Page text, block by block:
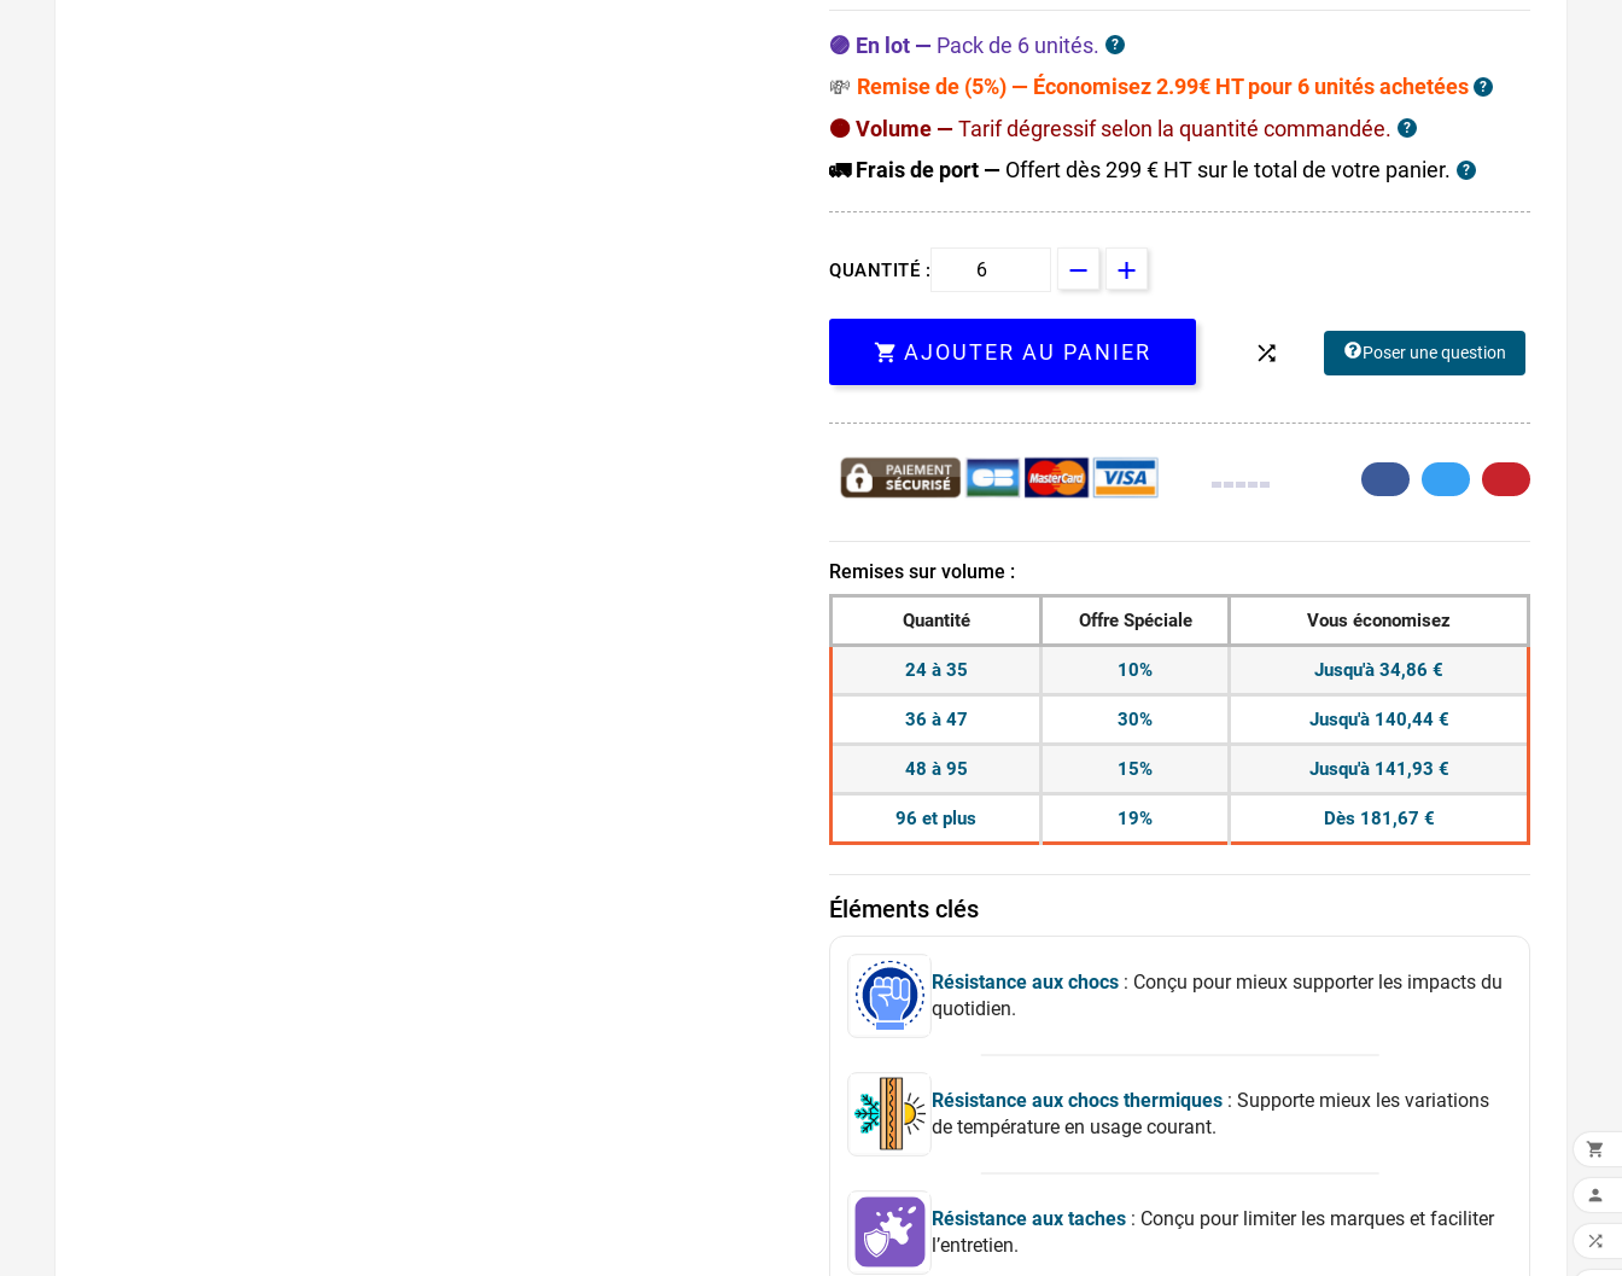
🟣 En lot — Pack de 6 unités. ?
💸 Remise de (5%) — Économisez 2.99€ HT pour 6 unités achetées ?
🟠 Volume —Tarif dégressif selon la quantité commandée. ?
🚛 Frais de port — Offert dès 299 € HT sur le total de votre panier. ?
QUANTITÉ :
 AJOUTER AU PANIER  Poser une question
Remises sur volume :
Quantité Offre Spéciale Vous économisez
24 à 35 10% Jusqu'à 34,86 €
36 à 47 30% Jusqu'à 140,44 €
48 à 95 15% Jusqu'à 141,93 €
96 et plus 19% Dès 181,67 €
Éléments clés
Résistance aux chocs : Conçu pour mieux supporter les impacts du
quotidien.
Résistance aux chocs thermiques : Supporte mieux les variations
de température en usage courant.
Résistance aux taches : Conçu pour limiter les marques et faciliter
l’entretien.


